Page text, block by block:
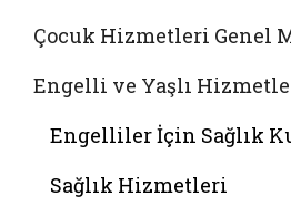
Çocuk Hizmetleri Genel
Engelli ve Yaşlı
Engelliler İçin Sağlık
Sağlık Hizmetleri